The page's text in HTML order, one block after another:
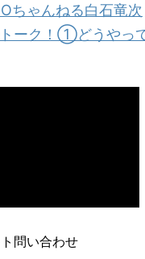
ちゃんねる白石竜次
ーク！①どうやっ
問い合わせ